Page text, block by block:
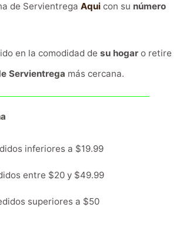
de Servientrega Aquicon su número
en la comodidad de su hogaro retire
Servientrega más cercana.
inferiores a $19.99
entre $20 y $49.99
superiores a $50